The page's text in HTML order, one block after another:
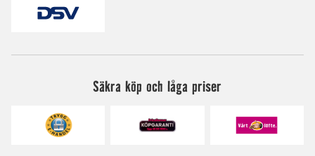
Säkra köp och låga priser